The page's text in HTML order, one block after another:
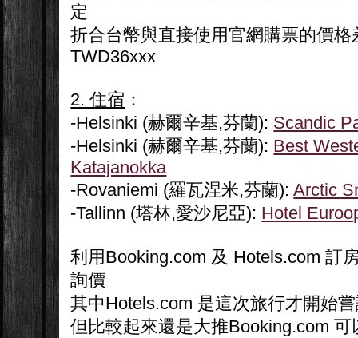
定
折合台幣與直接使用官網購票的價格
TWD36xxx
2. 住宿 ：
-Helsinki (赫爾辛基,芬蘭): Scandic
-Helsinki (赫爾辛基,芬蘭): Best
Katajanokka
-Rovaniemi (羅瓦涅米,芬蘭):Arctic
-Tallinn (塔林,愛沙尼亞): Hotel
利用Booking.com 及 Hotels.com 訂
詢價
其中Hotels.com 是這次旅行才開始
但比較起來還是大推Booking.com